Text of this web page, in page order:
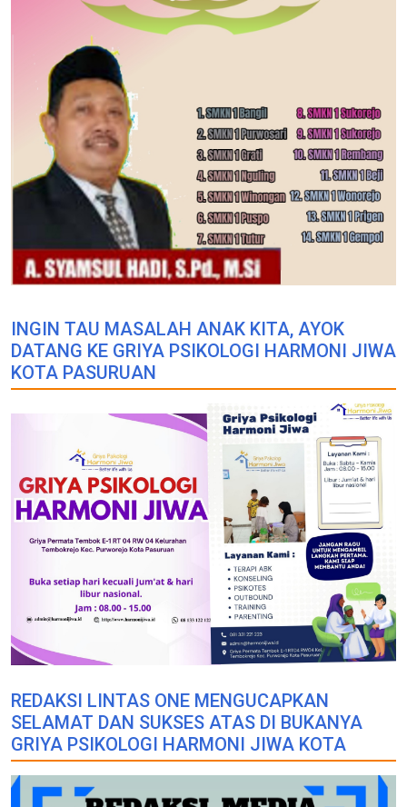
INGIN TAU MASALAH ANAK KITA, AYOK
DATANG KE GRIYA PSIKOLOGI HARMONI JIWA
KOTA PASURUAN
REDAKSI LINTAS ONE MENGUCAPKAN
SELAMAT DAN SUKSES ATAS DI BUKANYA
GRIYA PSIKOLOGI HARMONI JIWA KOTA